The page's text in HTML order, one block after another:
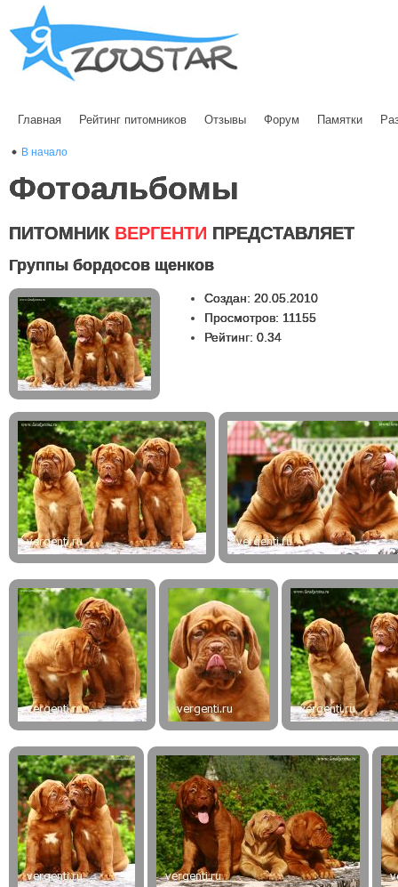
Главная Рейтинг питомников Отзывы Форум Памятки
В начало
Фотоальбомы
ПИТОМНИК ВЕРГЕНТИ ПРЕДСТАВЛЯЕТ
Группы бордосов щенков
Создан: 20.05.2010
Просмотров: 11155
Рейтинг: 0.34